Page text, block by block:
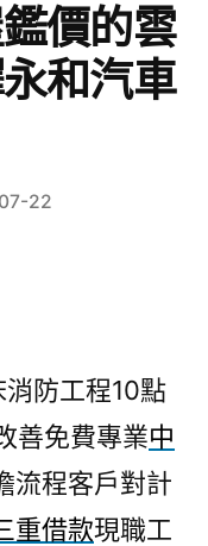
價的雲
和汽車
22
防工程10點
善免費專業中
流程客戶對計
重借款現職工